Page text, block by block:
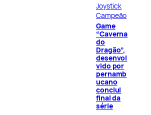
Joystick
Campeão
Game
“Caverna
do
Dragão”,
desenvol
vido por
pernamb
ucano
conclui
final da
série